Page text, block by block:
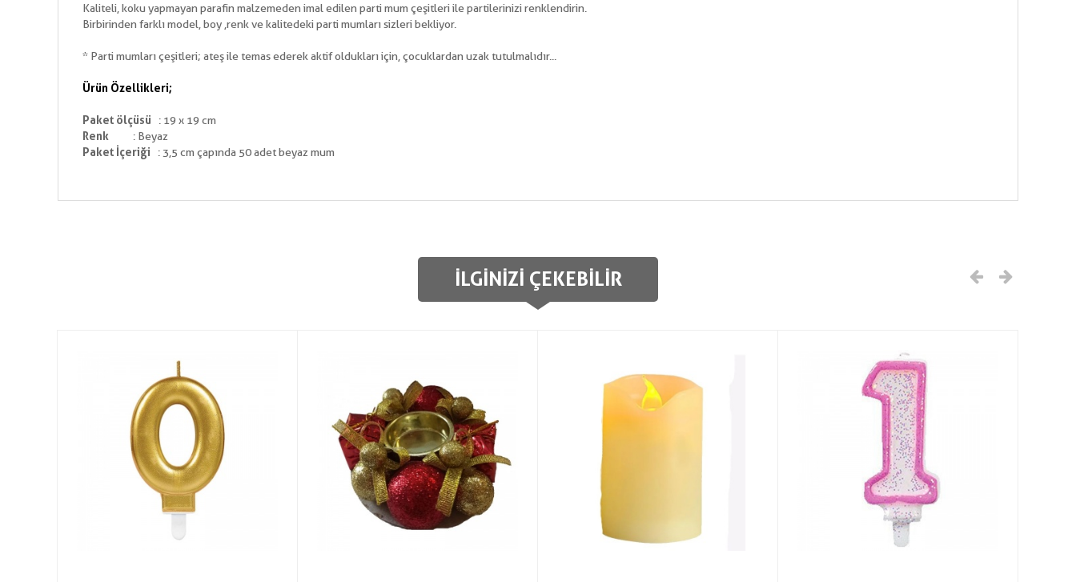
Kaliteli, koku yapmayan parafin malzemeden imal edilen parti mum çeşitleri ile partilerinizi renklendirin.
Birbirinden farklı model, boy ,renk ve kalitedeki parti mumları sizleri bekliyor.
* Parti mumları çeşitleri; ateş ile temas ederek aktif oldukları için, çocuklardan uzak tutulmalıdır...
Ürün Özellikleri;
Paket ölçüsü : 19 x 19 cm
Renk
: Beyaz
Paket İçeriği
: 3,5 cm çapında 50 adet beyaz mum
İLGINIZI ÇEKEBILIR